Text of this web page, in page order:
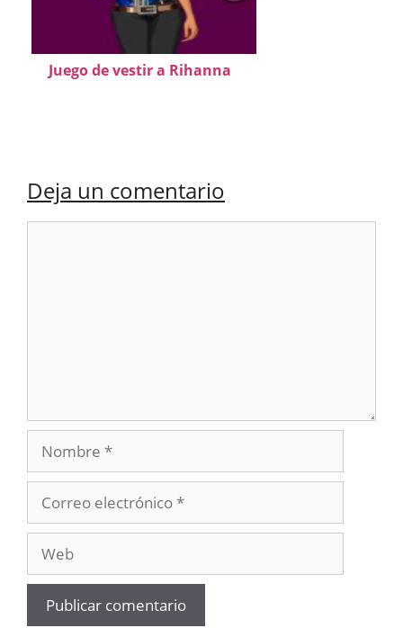
Juego de vestir a Rihanna
Deja un comentario
Nombre
electrónico